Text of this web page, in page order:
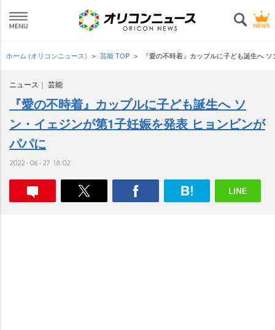
ホーム (オリコンニュース) 芸能 TOP 『愛の不時着』カップルに子ども誕生へ
ニュース 芸能
『愛の不時着』カップルに子ども誕生へ ソ
ン・イェジンが第1子妊娠を発表 ヒョンビンが
パパに
2022-06-27 18:02